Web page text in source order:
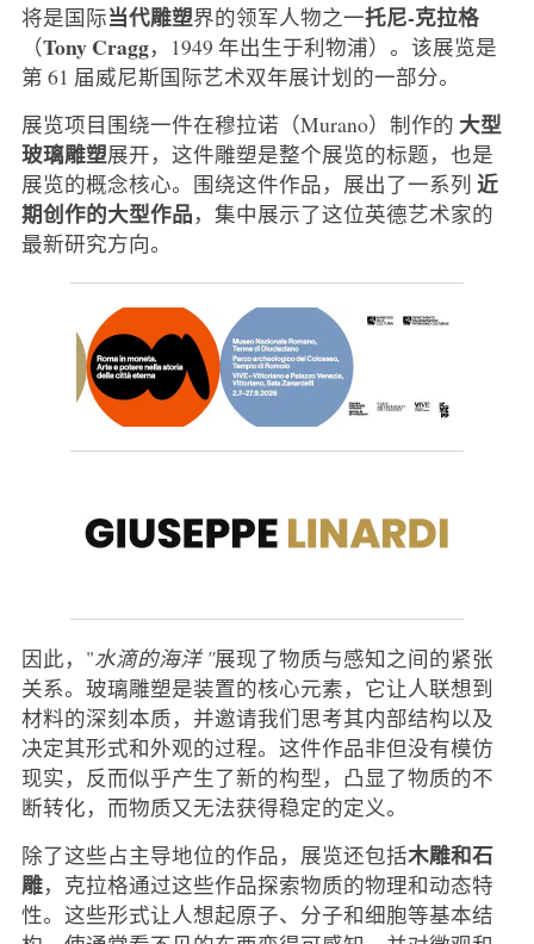
将是国际当代雕塑界的领军人物之一托尼-克拉格
（Tony Cragg，1949 年出生于利物浦）。该展览是
第 61 届威尼斯国际艺术双年展计划的一部分。
展览项目围绕一件在穆拉诺（Murano）制作的 大型
玻璃雕塑展开，这件雕塑是整个展览的标题，也是
展览的概念核心。围绕这件作品，展出了一系列 近
期创作的大型作品，集中展示了这位英德艺术家的
最新研究方向。
因此，"水滴的海洋 "展现了物质与感知之间的紧张
关系。玻璃雕塑是装置的核心元素，它让人联想到
材料的深刻本质，并邀请我们思考其内部结构以及
决定其形式和外观的过程。这件作品非但没有模仿
现实，反而似乎产生了新的构型，凸显了物质的不
断转化，而物质又无法获得稳定的定义。
除了这些占主导地位的作品，展览还包括木雕和石
雕，克拉格通过这些作品探索物质的物理和动态特
性。这些形式让人想起原子、分子和细胞等基本结